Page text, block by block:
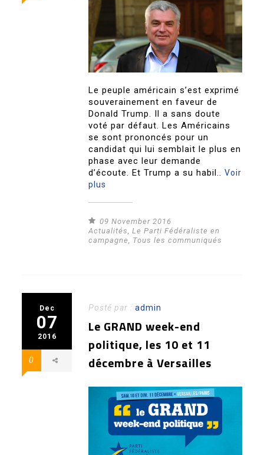
Le peuple américain s’est exprimé
souverainement en faveur de
Donald Trump. Il a sans doute
voté par défaut. Les Américains
se sont prononcés pour un
candidat qui lui semblait le plus en
phase avec leur demande
d’écoute. Et Trump a su habil..Voir
plus
09 November 2016
Actualités,Le Parti Fédéraliste en
campagne, Tous les communiqués
Dec
07
2016
0
Posté par :admin
Le GRAND week-end
politique, les 10 et 11
décembre à Versailles